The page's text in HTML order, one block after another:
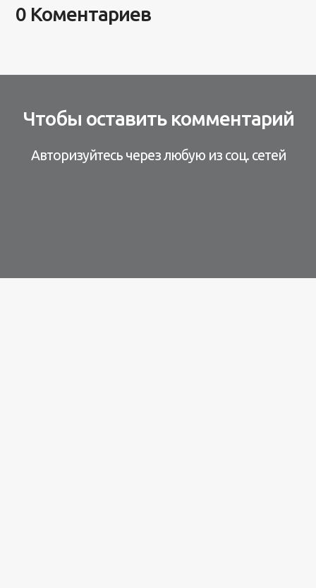
0 Коментариев
Чтобы оставить комментарий
Авторизуйтесь через любую из соц. сетей